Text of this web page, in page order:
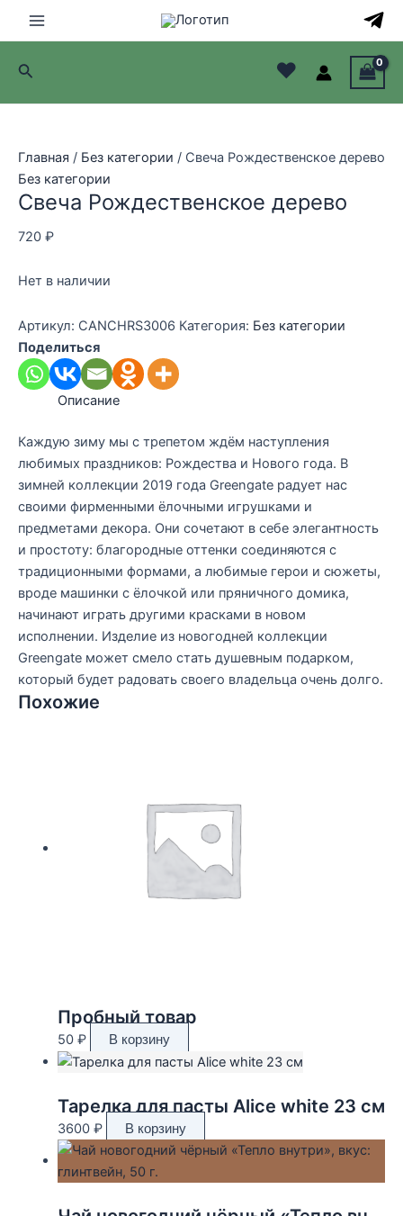
Main
Menu
Поиск ♥
Главная / Без категории / Свеча Рождественское дерево
Без категории
Свеча Рождественское дерево
720 ₽
Нет в наличии
Артикул: CANCHRS3006 Категория: Без категории
Поделиться
Описание
Каждую зиму мы с трепетом ждём наступления
любимых праздников: Рождества и Нового года. В
зимней коллекции 2019 года Greengate радует нас
своими фирменными ёлочными игрушками и
предметами декора. Они сочетают в себе элегантность
и простоту: благородные оттенки соединяются с
традиционными формами, а любимые герои и сюжеты,
вроде машинки с ёлочкой или пряничного домика,
начинают играть другими красками в новом
исполнении. Изделие из новогодней коллекции
Greengate может смело стать душевным подарком,
который будет радовать своего владельца очень долго.
Похожие
Пробный товар
50 ₽ В корзину
Тарелка для пасты Alice white 23 см
3600 ₽ В корзину